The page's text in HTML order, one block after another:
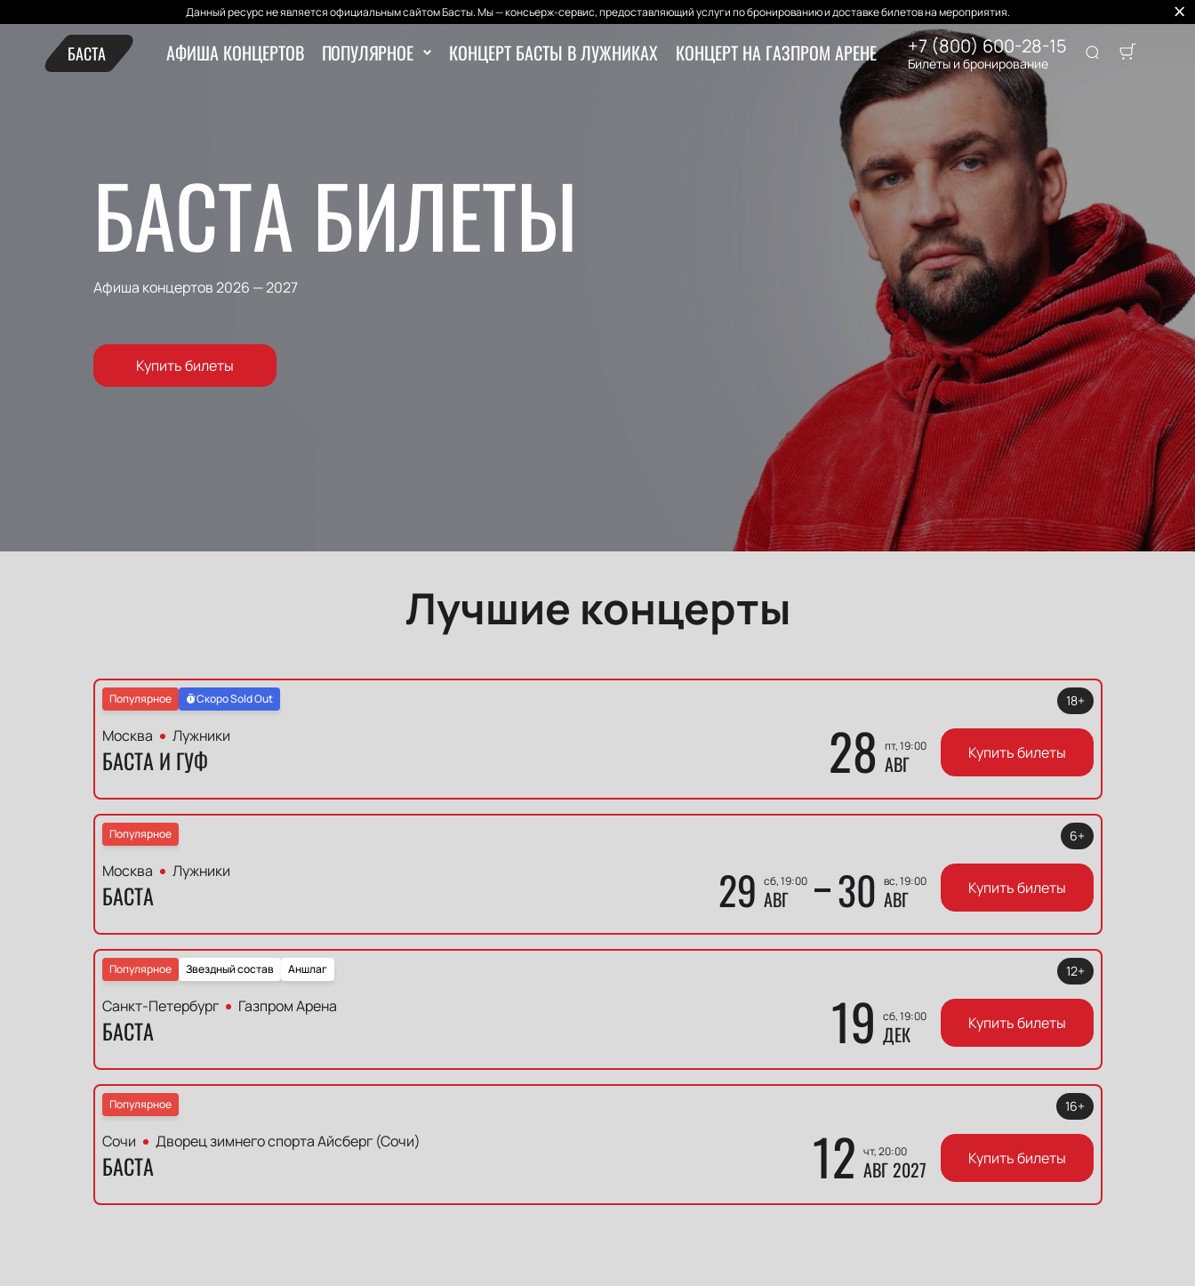
Данный ресурс не является официальным сайтом Басты. Мы — консьерж-сервис, предоставляющий услуги по бронированию и доставке билетов на мероприятия.
БАСТА АФИША КОНЦЕРТОВ ПОПУЛЯРНОЕ КОНЦЕРТ БАСТЫ В ЛУЖНИКАХ КОНЦЕРТ НА ГАЗПРОМ АРЕНЕ +7 (800) 600-28-15
Билеты и бронирование
БАСТА БИЛЕТЫ
Афиша концертов 2026 — 2027
Купить билеты
Лучшие концерты
Популярное Скоро Sold Out
Москва Лужники
БАСТА И ГУФ 28 пт, 19:00
АВГ
18+
Купить билеты
Популярное
Москва Лужники
БАСТА 29 сб, 19:00
АВГ 30 вс, 19:00
АВГ
6+
Купить билеты
Популярное Звездный состав Аншлаг
Санкт-Петербург Газпром Арена
БАСТА 19 сб, 19:00
ДЕК
12+
Купить билеты
Популярное
Сочи Дворец зимнего спорта Айсберг (Сочи)
БАСТА 12 чт, 20:00
АВГ 2027
16+
Купить билеты